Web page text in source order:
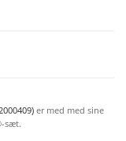
er med med sine
sæt.